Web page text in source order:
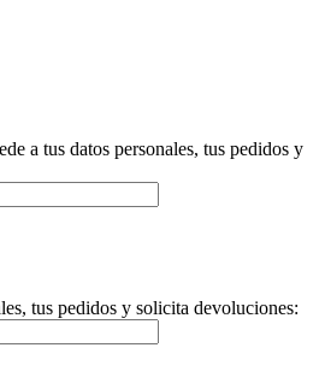
a tus datos personales, tus pedidos y
tus pedidos y solicita devoluciones: